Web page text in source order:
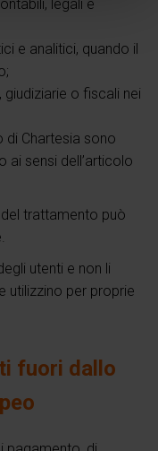
legali e
e analitici, quando il
o fiscali nei
Chartesia sono
ai sensi dell’articolo
trattamento può
utenti e non li
utilizzino per proprie
fuori dallo